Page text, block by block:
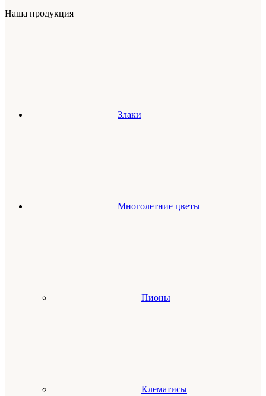
Наша продукция
Злаки
Многолетние цветы
Пионы
Клематисы